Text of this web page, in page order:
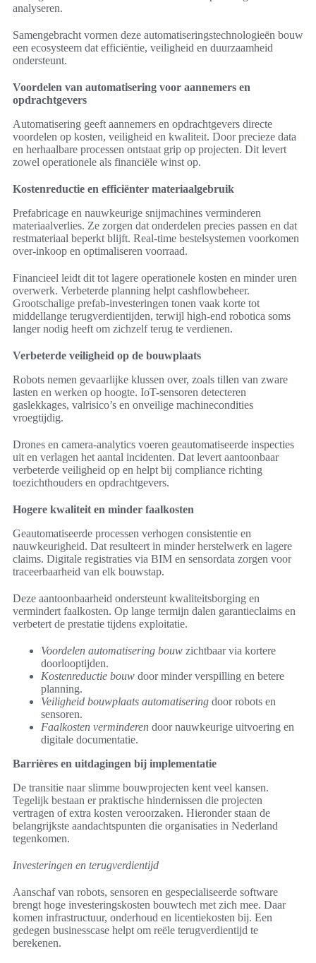
analyseren.
Samengebracht vormen deze automatiseringstechnologieën bouw
een ecosysteem dat efficiëntie, veiligheid en duurzaamheid
ondersteunt.
Voordelen van automatisering voor aannemers en
opdrachtgevers
Automatisering geeft aannemers en opdrachtgevers directe
voordelen op kosten, veiligheid en kwaliteit. Door precieze data
en herhaalbare processen ontstaat grip op projecten. Dit levert
zowel operationele als financiële winst op.
Kostenreductie en efficiënter materiaalgebruik
Prefabricage en nauwkeurige snijmachines verminderen
materiaalverlies. Ze zorgen dat onderdelen precies passen en dat
restmateriaal beperkt blijft. Real-time bestelsystemen voorkomen
over-inkoop en optimaliseren voorraad.
Financieel leidt dit tot lagere operationele kosten en minder uren
overwerk. Verbeterde planning helpt cashflowbeheer.
Grootschalige prefab-investeringen tonen vaak korte tot
middellange terugverdientijden, terwijl high-end robotica soms
langer nodig heeft om zichzelf terug te verdienen.
Verbeterde veiligheid op de bouwplaats
Robots nemen gevaarlijke klussen over, zoals tillen van zware
lasten en werken op hoogte. IoT-sensoren detecteren
gaslekkages, valrisico’s en onveilige machinecondities
vroegtijdig.
Drones en camera-analytics voeren geautomatiseerde inspecties
uit en verlagen het aantal incidenten. Dat levert aantoonbaar
verbeterde veiligheid op en helpt bij compliance richting
toezichthouders en opdrachtgevers.
Hogere kwaliteit en minder faalkosten
Geautomatiseerde processen verhogen consistentie en
nauwkeurigheid. Dat resulteert in minder herstelwerk en lagere
claims. Digitale registraties via BIM en sensordata zorgen voor
traceerbaarheid van elk bouwstap.
Deze aantoonbaarheid ondersteunt kwaliteitsborging en
vermindert faalkosten. Op lange termijn dalen garantieclaims en
verbetert de prestatie tijdens exploitatie.
Voordelen automatisering bouw zichtbaar via kortere
doorlooptijden.
Kostenreductie bouw door minder verspilling en betere
planning.
Veiligheid bouwplaats automatisering door robots en
sensoren.
Faalkosten verminderen door nauwkeurige uitvoering en
digitale documentatie.
Barrières en uitdagingen bij implementatie
De transitie naar slimme bouwprojecten kent veel kansen.
Tegelijk bestaan er praktische hindernissen die projecten
vertragen of extra kosten veroorzaken. Hieronder staan de
belangrijkste aandachtspunten die organisaties in Nederland
tegenkomen.
Investeringen en terugverdientijd
Aanschaf van robots, sensoren en gespecialiseerde software
brengt hoge investeringskosten bouwtech met zich mee. Daar
komen infrastructuur, onderhoud en licentiekosten bij. Een
gedegen businesscase helpt om reële terugverdientijd te
berekenen.